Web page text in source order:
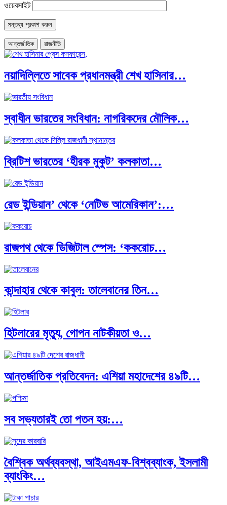
ওয়েবসাইট
আন্তর্জাতিক রাজনীতি
নয়াদিল্লিতে সাবেক প্রধানমন্ত্রী শেখ হাসিনার…
স্বাধীন ভারতের সংবিধান: নাগরিকদের মৌলিক…
ব্রিটিশ ভারতের ‘হীরক মুকুট’ কলকাতা…
রেড ইন্ডিয়ান’ থেকে ‘নেটিভ আমেরিকান’:…
রাজপথ থেকে ডিজিটাল স্পেস: ‘ককরোচ…
কান্দাহার থেকে কাবুল: তালেবানের তিন…
হিটলারের মৃত্যু, গোপন নাটকীয়তা ও…
আন্তর্জাতিক প্রতিবেদন: এশিয়া মহাদেশের ৪৯টি…
সব সভ্যতারই তো পতন হয়:…
বৈশ্বিক অর্থব্যবস্থা, আইএমএফ-বিশ্বব্যাংক, ইসলামী
ব্যাংকিং…